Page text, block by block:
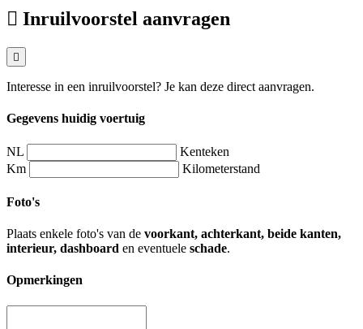
Inruilvoorstel aanvragen
Interesse in een inruilvoorstel? Je kan deze direct aanvragen.
Gegevens huidig voertuig
NL
Kenteken
Km
Kilometerstand
Foto's
Plaats enkele foto's van de voorkant, achterkant, beide kanten,
interieur, dashboard en eventuele schade.
Opmerkingen